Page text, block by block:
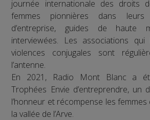
journée internationale des droits
femmes pionnières dans leurs
d’entreprise, guides de haute
interviewées. Les associations
violences conjugales sont
l’antenne.
En 2021, Radio Mont Blanc a
Trophées Envie d’entreprendre, un
l’honneur et récompense les
la vallée de l’Arve.